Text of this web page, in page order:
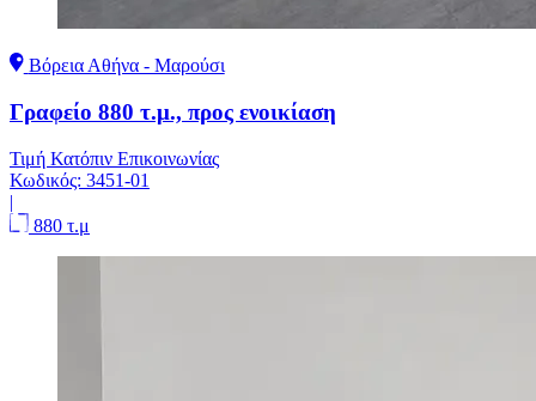
Βόρεια Αθήνα - Μαρούσι
Γραφείο 880 τ.μ., προς ενοικίαση
Τιμή Κατόπιν Επικοινωνίας
Κωδικός: 3451-01
|
880 τ.μ